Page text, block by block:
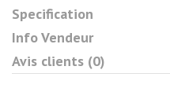
Specification
Info Vendeur
Avis clients (0)